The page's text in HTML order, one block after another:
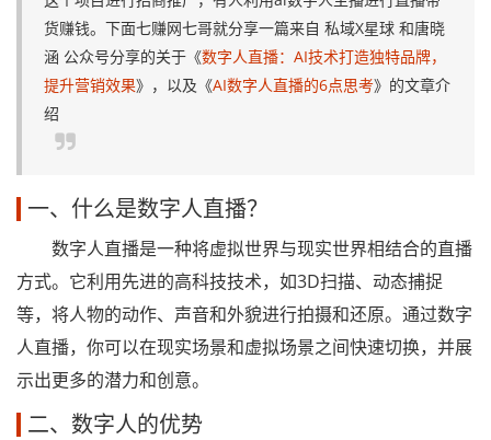
货赚钱。下面七赚网七哥就分享一篇来自 私域X星球 和唐晓
涵 公众号分享的关于《数字人直播：AI技术打造独特品牌，
提升营销效果》，以及《AI数字人直播的6点思考》的文章介
绍
一、什么是数字人直播？
数字人直播是一种将虚拟世界与现实世界相结合的直播
方式。它利用先进的高科技技术，如3D扫描、动态捕捉
等，将人物的动作、声音和外貌进行拍摄和还原。通过数字
人直播，你可以在现实场景和虚拟场景之间快速切换，并展
示出更多的潜力和创意。
二、数字人的优势